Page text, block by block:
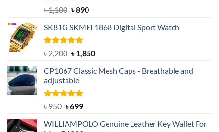
Rated5.00
out of 5
৳1,100 Original
was:
৳ 1,100.
৳890Current
is:
SK81G SKMEI 1868 Digital Sport Watch
Rated5.00
out of 5
৳2,200 Original
was:
৳ 2,200.
৳1,850Current
is:
CP1067 Classic Mesh Caps - Breathable and
adjustable
Rated5.00
৳950 Original
was:
৳699Current
is:
WILLIAMPOLO Genuine Leather Key Wallet For